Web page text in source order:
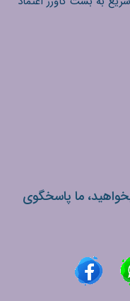
ما پاسخگوی